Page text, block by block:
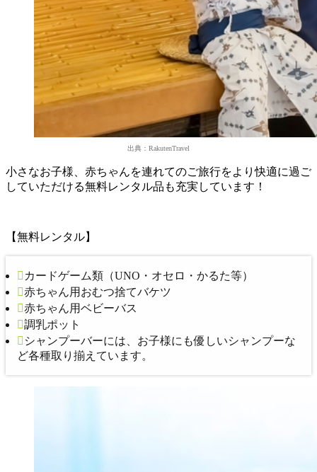
出典：RakutenTravel
小さなお子様、赤ちゃんを連れてのご旅行をより快適に過ご
していただける無料レンタル品も充実しています！
【無料レンタル】
カードゲーム類（UNO・オセロ・かるた等）
赤ちゃん用おむつ捨てバケツ
赤ちゃん用ベビーバス
調乳ポット
シャンプーバーには、お子様にも優しいシャンプーな
ど各種取り揃えています。